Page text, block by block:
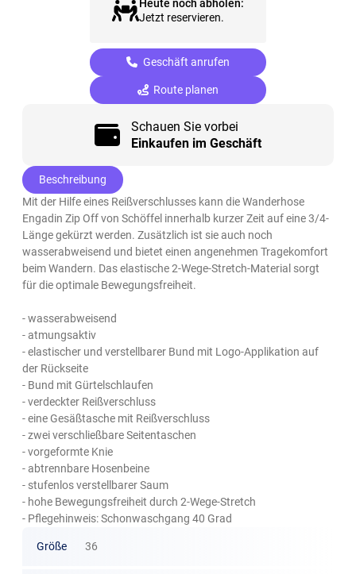
Heute noch abholen:
Jetzt reservieren.
Geschäft anrufen
Route planen
Schauen Sie vorbei
Einkaufen im Geschäft
Beschreibung
Mit der Hilfe eines Reißverschlusses kann die Wanderhose
Engadin Zip Off von Schöffel innerhalb kurzer Zeit auf eine 3/4-
Länge gekürzt werden. Zusätzlich ist sie auch noch
wasserabweisend und bietet einen angenehmen Tragekomfort
beim Wandern. Das elastische 2-Wege-Stretch-Material sorgt
für die optimale Bewegungsfreiheit.
- wasserabweisend
- atmungsaktiv
- elastischer und verstellbarer Bund mit Logo-Applikation auf
der Rückseite
- Bund mit Gürtelschlaufen
- verdeckter Reißverschluss
- eine Gesäßtasche mit Reißverschluss
- zwei verschließbare Seitentaschen
- vorgeformte Knie
- abtrennbare Hosenbeine
- stufenlos verstellbarer Saum
- hohe Bewegungsfreiheit durch 2-Wege-Stretch
- Pflegehinweis: Schonwaschgang 40 Grad
Größe 36